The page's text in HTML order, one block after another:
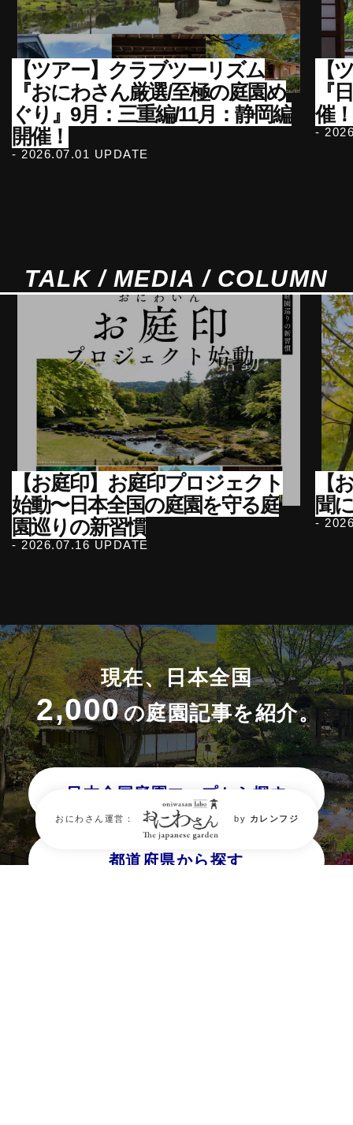
【ツアー】クラブツーリズム
『おにわさん厳選/至極の庭園め
ぐり』9月：三重編/11月：静岡編
開催！
- 2026.07.01 UPDATE
【
『
催
-
TALK / MEDIA / COLUMN
【お庭印】お庭印プロジェクト
始動〜日本全国の庭園を守る庭
園巡りの新習慣
- 2026.07.16 UPDATE
【
聞
-
現在、日本全国
2,000の庭園記事を紹介。
日本全国庭園マップから探す
都道府県から探す
おにわさん運営： by カレンフジ